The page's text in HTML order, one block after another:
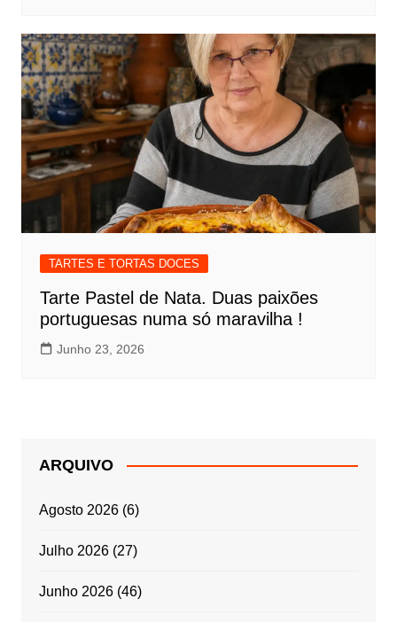
TARTES E TORTAS DOCES
Tarte Pastel de Nata. Duas paixões
portuguesas numa só maravilha !
Junho 23, 2026
ARQUIVO
Agosto 2026(6)
Julho 2026(27)
Junho 2026(46)